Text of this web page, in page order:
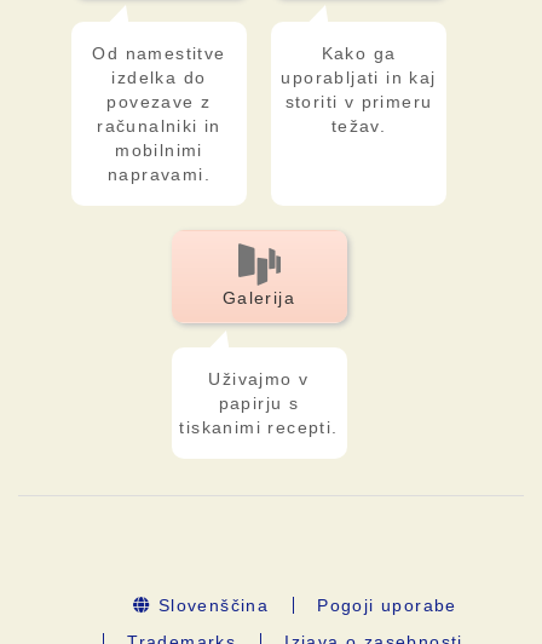
Od namestitve
izdelka do
povezave z
računalniki in
mobilnimi
napravami.
Kako ga
uporabljati in kaj
storiti v primeru
težav.
Galerija
Uživajmo v
papirju s
tiskanimi recepti.
Slovenščina
Pogoji uporabe